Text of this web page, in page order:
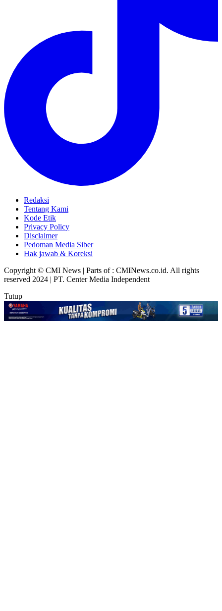
Redaksi
Tentang Kami
Kode Etik
Privacy Policy
Disclaimer
Pedoman Media Siber
Hak jawab & Koreksi
Copyright © CMI News | Parts of : CMINews.co.id. All rights
reserved 2024 | PT. Center Media Independent
Tutup